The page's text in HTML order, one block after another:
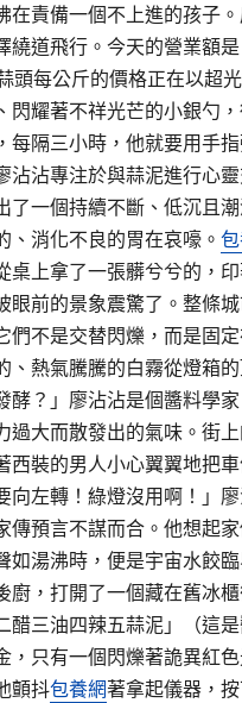
在責備一個不上進的孩子
繞道飛行。今天的營業額
每公斤的價格正在以超
閃耀著不祥光芒的小銀勺
每隔三小時，他就要用
沾沾專注於與蒜泥進行心
了一個持續不斷、低沉
消化不良的胃在哀嚎。
桌上拿了一張髒兮兮的，
眼前的景象震驚了。整條
們不是交替閃爍，而是固
熱氣騰騰的白霧從燈箱的
？」廖沾沾是個醬料學
過大而散發出的氣味。街
西裝的男人小心翼翼地把
向左轉！綠燈沒用啊！」
傳預言不謀而合。他想起
湯沸時，便是宇宙水餃
廚，打開了一個藏在舊冰
醋三油四辣五蒜泥」（這
，只有一個閃爍著詭異紅
顫抖包養網著拿起儀器，